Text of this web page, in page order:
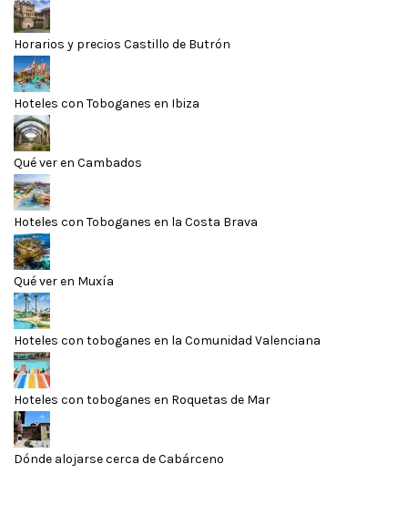
Horarios y precios Castillo de Butrón
Hoteles con Toboganes en Ibiza
Qué ver en Cambados
Hoteles con Toboganes en la Costa Brava
Qué ver en Muxía
Hoteles con toboganes en la Comunidad Valenciana
Hoteles con toboganes en Roquetas de Mar
Dónde alojarse cerca de Cabárceno